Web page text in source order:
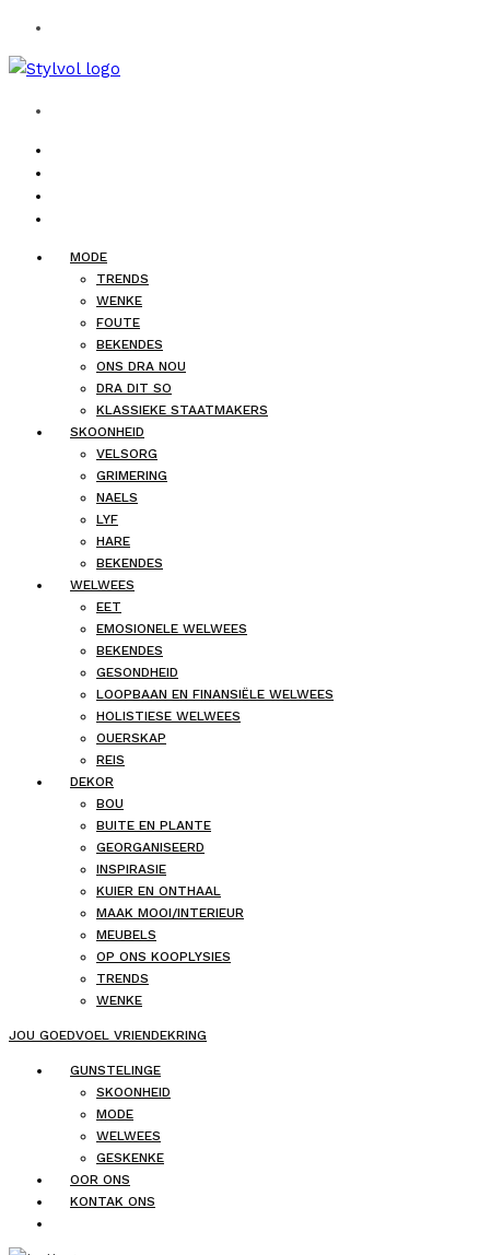
MODE
TRENDS
WENKE
FOUTE
BEKENDES
ONS DRA NOU
DRA DIT SO
KLASSIEKE STAATMAKERS
SKOONHEID
VELSORG
GRIMERING
NAELS
LYF
HARE
BEKENDES
WELWEES
EET
EMOSIONELE WELWEES
BEKENDES
GESONDHEID
LOOPBAAN EN FINANSIËLE WELWEES
HOLISTIESE WELWEES
OUERSKAP
REIS
DEKOR
BOU
BUITE EN PLANTE
GEORGANISEERD
INSPIRASIE
KUIER EN ONTHAAL
MAAK MOOI/INTERIEUR
MEUBELS
OP ONS KOOPLYSIES
TRENDS
WENKE
JOU GOEDVOEL VRIENDEKRING
GUNSTELINGE
SKOONHEID
MODE
WELWEES
GESKENKE
OOR ONS
KONTAK ONS